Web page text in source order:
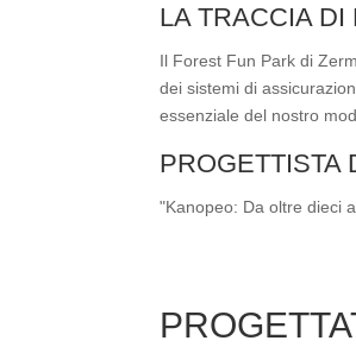
LA TRACCIA DI
Il Forest Fun Park di
dei sistemi di
essenziale del nostro
PROGETTISTA
"Kanopeo: Da oltre dieci